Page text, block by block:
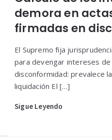
demora en
firmadas en
El Supremo fija
para devengar intereses
disconformidad: prevalece
liquidación El […]
Sigue Leyendo